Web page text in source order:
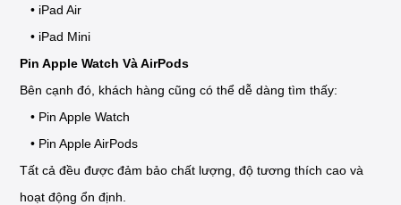
• iPad Air
• iPad Mini
Pin Apple Watch Và AirPods
Bên cạnh đó, khách hàng cũng có thể dễ dàng tìm thấy:
• Pin Apple Watch
• Pin Apple AirPods
Tất cả đều được đảm bảo chất lượng, độ tương thích cao và
hoạt động ổn định.